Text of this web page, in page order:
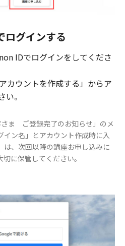
ログインする
IDでログインをしてくださ
カウントを作成する」からア
。
さま ご登録完了のお知らせ」のメ
イン名」とアカウント作成時に入
は、次回以降の講座お申し込みに
に保管してください。